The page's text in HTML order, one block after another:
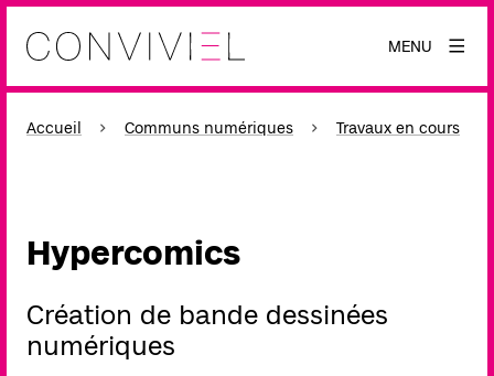
MENU
Accueil Communs numériques Travaux en cours
Hypercomics
Création de bande dessinées
numériques